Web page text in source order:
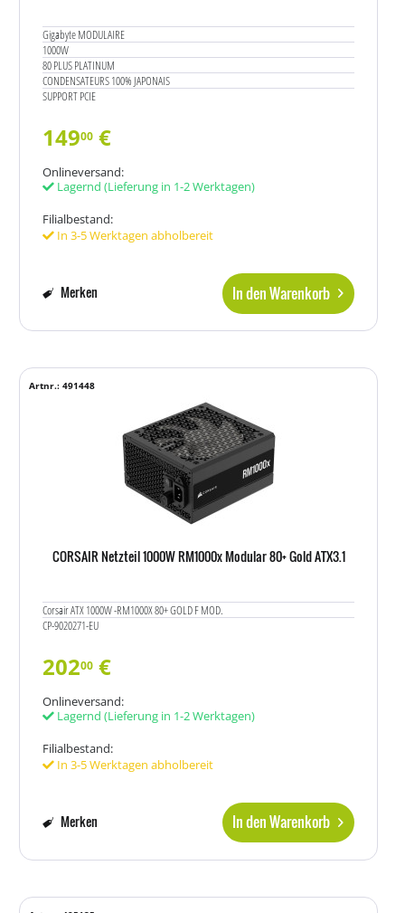
Gigabyte MODULAIRE
1000W
80 PLUS PLATINUM
CONDENSATEURS 100% JAPONAIS
SUPPORT PCIE
14900 €
Onlineversand:
Lagernd (Lieferung in 1-2 Werktagen)
Filialbestand:
In 3-5 Werktagen abholbereit
In den Warenkorb
Merken
CORSAIR Netzteil 1000W RM1000x Modular 80+ Gold ATX3.1
Corsair ATX 1000W -RM1000X 80+ GOLD F MOD.
CP-9020271-EU
Artnr.: 491448
20200 €
Onlineversand:
Lagernd (Lieferung in 1-2 Werktagen)
Filialbestand:
In 3-5 Werktagen abholbereit
In den Warenkorb
Merken